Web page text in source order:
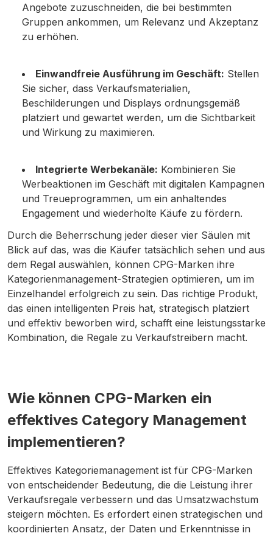
Angebote zuzuschneiden, die bei bestimmten
Gruppen ankommen, um Relevanz und Akzeptanz
zu erhöhen.
Einwandfreie Ausführung im Geschäft: Stellen
Sie sicher, dass Verkaufsmaterialien,
Beschilderungen und Displays ordnungsgemäß
platziert und gewartet werden, um die Sichtbarkeit
und Wirkung zu maximieren.
Integrierte Werbekanäle: Kombinieren Sie
Werbeaktionen im Geschäft mit digitalen Kampagnen
und Treueprogrammen, um ein anhaltendes
Engagement und wiederholte Käufe zu fördern.
Durch die Beherrschung jeder dieser vier Säulen mit
Blick auf das, was die Käufer tatsächlich sehen und aus
dem Regal auswählen, können CPG-Marken ihre
Kategorienmanagement-Strategien optimieren, um im
Einzelhandel erfolgreich zu sein. Das richtige Produkt,
das einen intelligenten Preis hat, strategisch platziert
und effektiv beworben wird, schafft eine leistungsstarke
Kombination, die Regale zu Verkaufstreibern macht.
Wie können CPG-Marken ein
effektives Category Management
implementieren?
Effektives Kategoriemanagement ist für CPG-Marken
von entscheidender Bedeutung, die die Leistung ihrer
Verkaufsregale verbessern und das Umsatzwachstum
steigern möchten. Es erfordert einen strategischen und
koordinierten Ansatz, der Daten und Erkenntnisse in